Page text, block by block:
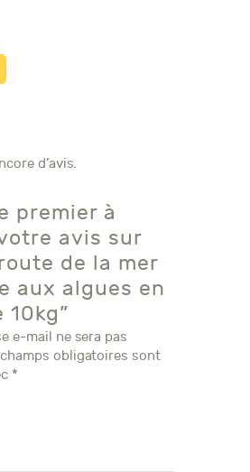
d’avis.
premier à
avis sur
de la mer
aux algues en
10kg”
e-mail ne sera pas
champs obligatoires sont
*